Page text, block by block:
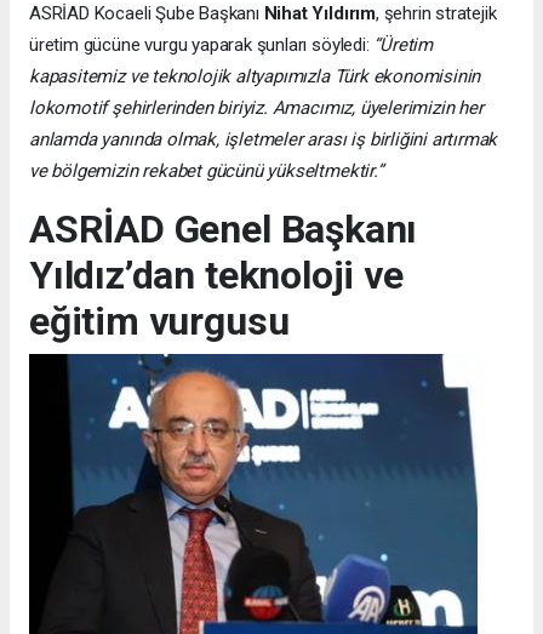
ASRİAD Kocaeli Şube Başkanı Nihat Yıldırım, şehrin stratejik
üretim gücüne vurgu yaparak şunları söyledi: “Üretim
kapasitemiz ve teknolojik altyapımızla Türk ekonomisinin
lokomotif şehirlerinden biriyiz. Amacımız, üyelerimizin her
anlamda yanında olmak, işletmeler arası iş birliğini artırmak
ve bölgemizin rekabet gücünü yükseltmektir.”
ASRİAD Genel Başkanı
Yıldız’dan teknoloji ve
eğitim vurgusu